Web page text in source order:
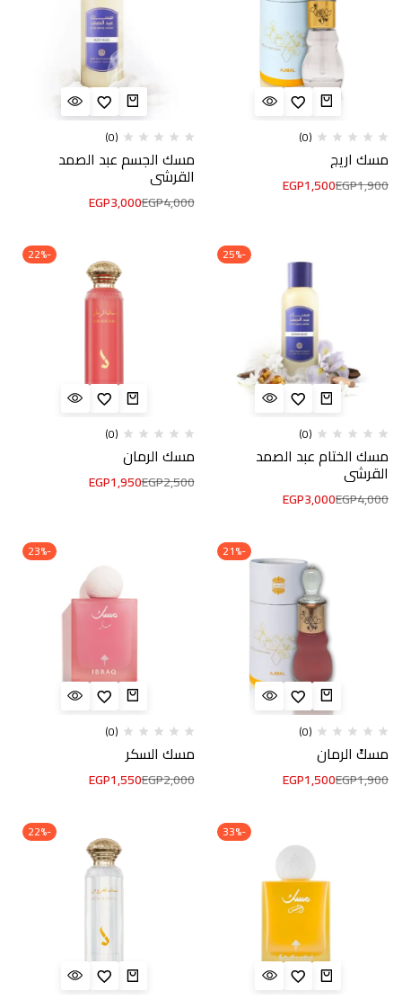
(0)
مسك اريج
EGP1,900
EGP1,500
(0)
مسك الجسم عبد الصمد
القرشي
EGP4,000
EGP3,000
-25%
(0)
مسك الختام عبد الصمد
القرشي
EGP4,000
EGP3,000
-22%
(0)
مسك الرمان
EGP2,500
EGP1,950
-21%
(0)
مسكً الرمان
EGP1,900
EGP1,500
-23%
(0)
مسك السكر
EGP2,000
EGP1,550
-33%
-22%